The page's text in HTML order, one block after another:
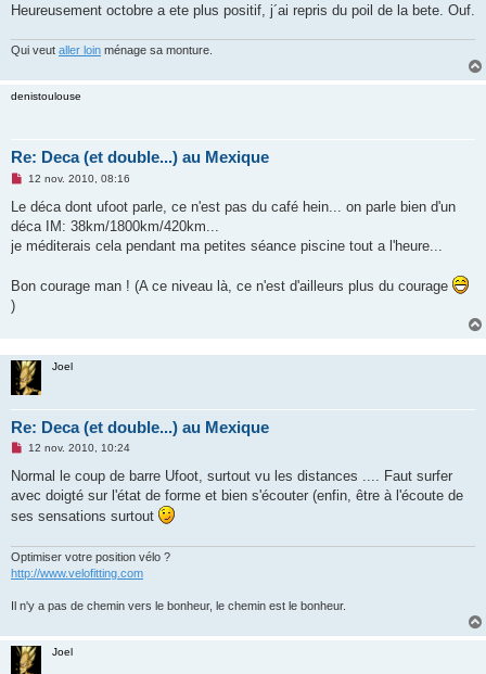
Heureusement octobre a ete plus positif, j´ai repris du poil de la bete. Ouf.
Qui veut aller loin ménage sa monture.
denistoulouse
Re: Deca (et double...) au Mexique
M
s
a
g
o
n
12 nov. 2010, 08:16
Le déca dont ufoot parle, ce n'est pas du café hein... on parle bien d'un
déca IM: 38km/1800km/420km...
je méditerais cela pendant ma petites séance piscine tout a l'heure...
Bon courage man ! (A ce niveau là, ce n'est d'ailleurs plus du courage
)
Joel
Re: Deca (et double...) au Mexique
M
s
a
g
o
n
l
12 nov. 2010, 10:24
Normal le coup de barre Ufoot, surtout vu les distances .... Faut surfer
avec doigté sur l'état de forme et bien s'écouter (enfin, être à l'écoute de
ses sensations surtout
Optimiser votre position vélo ?
http://www.velofitting.com
Il n'y a pas de chemin vers le bonheur, le chemin est le bonheur.
Joel